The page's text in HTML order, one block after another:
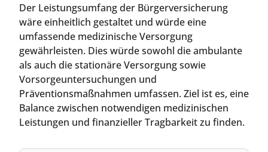
Der Leistungsumfang der Bürgerversicherung
wäre einheitlich gestaltet und würde eine
umfassende medizinische Versorgung
gewährleisten. Dies würde sowohl die ambulante
als auch die stationäre Versorgung sowie
Vorsorgeuntersuchungen und
Präventionsmaßnahmen umfassen. Ziel ist es, eine
Balance zwischen notwendigen medizinischen
Leistungen und finanzieller Tragbarkeit zu finden.